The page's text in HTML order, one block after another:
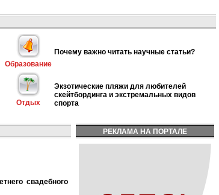
Образование
Почему важно читать научные статьи?
Отдых
Экзотические пляжи для любителей
скейтбординга и экстремальных видов
спорта
РЕКЛАМА НА ПОРТАЛЕ